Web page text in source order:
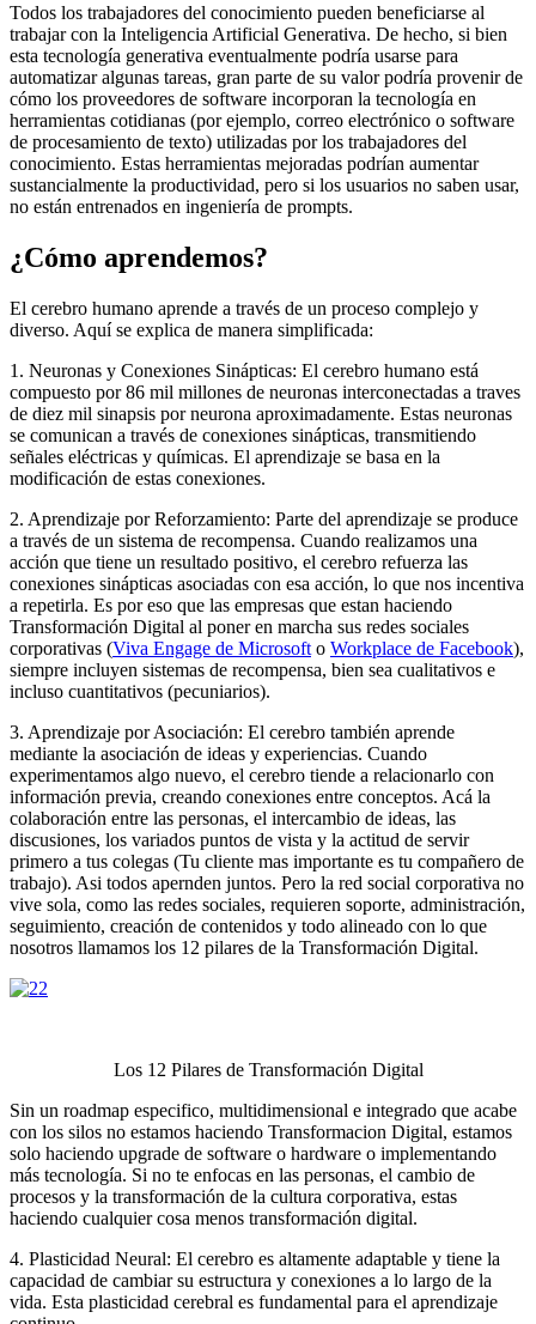
Todos los trabajadores del conocimiento pueden beneficiarse al
trabajar con la Inteligencia Artificial Generativa. De hecho, si bien
esta tecnología generativa eventualmente podría usarse para
automatizar algunas tareas, gran parte de su valor podría provenir de
cómo los proveedores de software incorporan la tecnología en
herramientas cotidianas (por ejemplo, correo electrónico o software
de procesamiento de texto) utilizadas por los trabajadores del
conocimiento. Estas herramientas mejoradas podrían aumentar
sustancialmente la productividad, pero si los usuarios no saben usar,
no están entrenados en ingeniería de prompts.
¿Cómo aprendemos?
El cerebro humano aprende a través de un proceso complejo y
diverso. Aquí se explica de manera simplificada:
1. Neuronas y Conexiones Sinápticas: El cerebro humano está
compuesto por 86 mil millones de neuronas interconectadas a traves
de diez mil sinapsis por neurona aproximadamente. Estas neuronas
se comunican a través de conexiones sinápticas, transmitiendo
señales eléctricas y químicas. El aprendizaje se basa en la
modificación de estas conexiones.
2. Aprendizaje por Reforzamiento: Parte del aprendizaje se produce
a través de un sistema de recompensa. Cuando realizamos una
acción que tiene un resultado positivo, el cerebro refuerza las
conexiones sinápticas asociadas con esa acción, lo que nos incentiva
a repetirla. Es por eso que las empresas que estan haciendo
Transformación Digital al poner en marcha sus redes sociales
corporativas (Viva Engage de Microsoft o Workplace de Facebook),
siempre incluyen sistemas de recompensa, bien sea cualitativos e
incluso cuantitativos (pecuniarios).
3. Aprendizaje por Asociación: El cerebro también aprende
mediante la asociación de ideas y experiencias. Cuando
experimentamos algo nuevo, el cerebro tiende a relacionarlo con
información previa, creando conexiones entre conceptos. Acá la
colaboración entre las personas, el intercambio de ideas, las
discusiones, los variados puntos de vista y la actitud de servir
primero a tus colegas (Tu cliente mas importante es tu compañero de
trabajo). Asi todos apernden juntos. Pero la red social corporativa no
vive sola, como las redes sociales, requieren soporte, administración,
seguimiento, creación de contenidos y todo alineado con lo que
nosotros llamamos los 12 pilares de la Transformación Digital.
Los 12 Pilares de Transformación Digital
Sin un roadmap especifico, multidimensional e integrado que acabe
con los silos no estamos haciendo Transformacion Digital, estamos
solo haciendo upgrade de software o hardware o implementando
más tecnología. Si no te enfocas en las personas, el cambio de
procesos y la transformación de la cultura corporativa, estas
haciendo cualquier cosa menos transformación digital.
4. Plasticidad Neural: El cerebro es altamente adaptable y tiene la
capacidad de cambiar su estructura y conexiones a lo largo de la
vida. Esta plasticidad cerebral es fundamental para el aprendizaje